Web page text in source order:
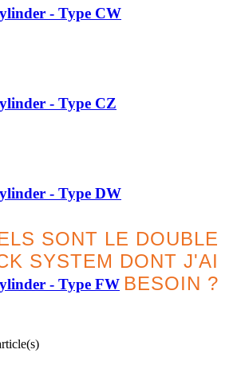
- Type CW
- Type CZ
- Type DW
- Type FW
SONT LE DOUBLE
SYSTEM DONT J'AI
BESOIN ?
la meilleure
pour votre projet